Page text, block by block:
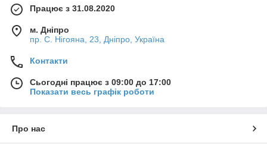
Працює з 31.08.2020
м. Дніпро
пр. С. Нігояна, 23, Дніпро, Україна
Контакти
Сьогодні працює з 09:00 до 17:00
Показати весь графік роботи
Про нас